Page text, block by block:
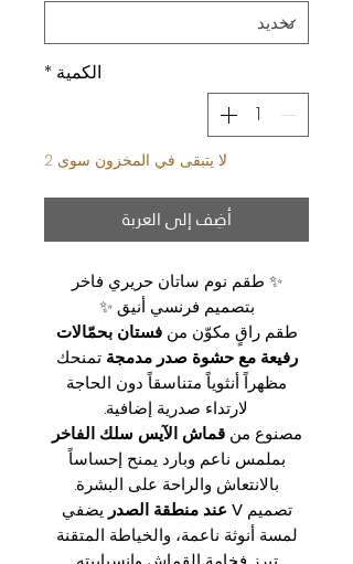
الكمية *
لا يتبقى في المخزون سوى 2
أضِف إلى العربة
✨ طقم نوم ساتان حريري فاخر
بتصميم فرنسي أنيق ✨
طقم راقٍ مكوّن منفستان بحمّالات
رفيعة مع حشوة صدر مدمجة تمنحك
مظهراً أنثوياً متناسقاً دون الحاجة
لارتداء صدرية إضافية.
مصنوع منقماش الآيس سلك الفاخر
بملمس ناعم وبارد يمنح إحساساً
بالانتعاش والراحة على البشرة.
تصميمV عند منطقة الصدر
يضفي
لمسة أنوثة ناعمة، والخياطة المتقنة